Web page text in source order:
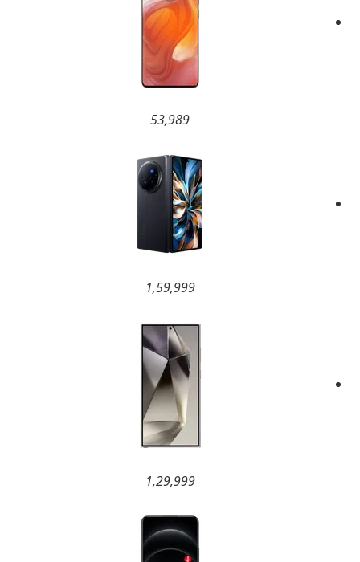
53,989
1,59,999
1,29,999